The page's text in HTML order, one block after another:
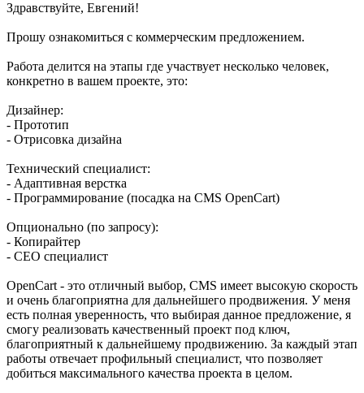
Здравствуйте, Евгений!
Прошу ознакомиться с коммерческим предложением.
Работа делится на этапы где участвует несколько человек,
конкретно в вашем проекте, это:
Дизайнер:
- Прототип
- Отрисовка дизайна
Технический специалист:
- Адаптивная верстка
- Программирование (посадка на CMS OpenCart)
Опционально (по запросу):
- Копирайтер
- СЕО специалист
OpenCart - это отличный выбор, CMS имеет высокую скорость
и очень благоприятна для дальнейшего продвижения. У меня
есть полная уверенность, что выбирая данное предложение, я
смогу реализовать качественный проект под ключ,
благоприятный к дальнейшему продвижению. За каждый этап
работы отвечает профильный специалист, что позволяет
добиться максимального качества проекта в целом.